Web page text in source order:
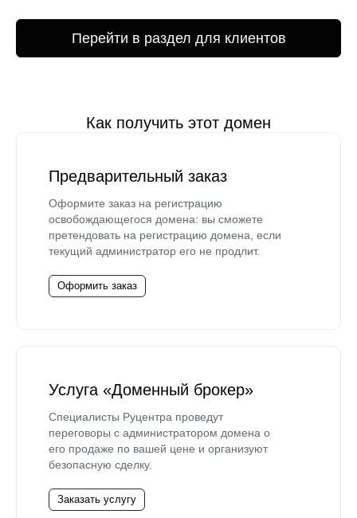
Перейти в раздел для клиентов
Как получить этот домен
Предварительный заказ
Оформите заказ на регистрацию
освобождающегося домена: вы сможете
претендовать на регистрацию домена, если
текущий администратор его не продлит.
Оформить заказ
Услуга «Доменный брокер»
Специалисты Руцентра проведут
переговоры с администратором домена о
его продаже по вашей цене и организуют
безопасную сделку.
Заказать услугу